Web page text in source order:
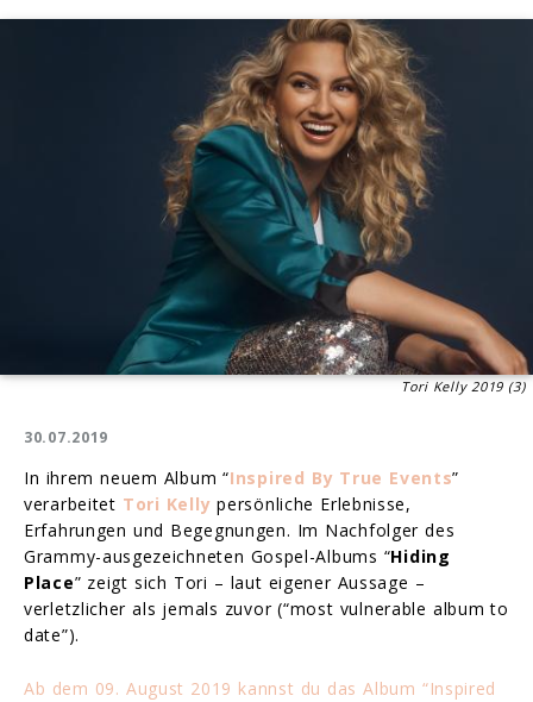
Tori Kelly 2019 (3)
30.07.2019
In ihrem neuem Album “Inspired By True Events”
verarbeitet Tori Kelly persönliche Erlebnisse,
Erfahrungen und Begegnungen. Im Nachfolger des
Grammy-ausgezeichneten Gospel-Albums “Hiding
Place” zeigt sich Tori – laut eigener Aussage –
verletzlicher als jemals zuvor (“most vulnerable album to
date”).
Ab dem 09. August 2019 kannst du das Album “Inspired